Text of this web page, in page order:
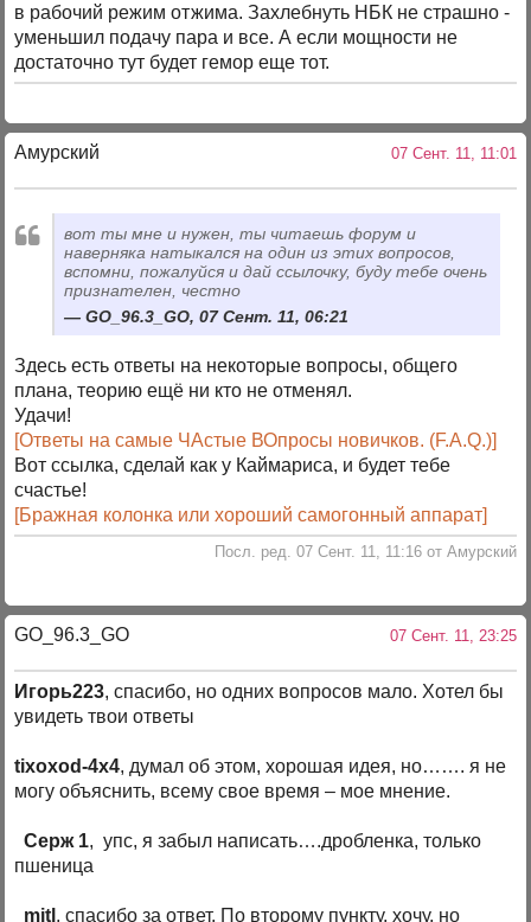
в рабочий режим отжима. Захлебнуть НБК не страшно -
уменьшил подачу пара и все. А если мощности не
достаточно тут будет гемор еще тот.
Амурский 07 Сент. 11, 11:01
вот ты мне и нужен, ты читаешь форум и
наверняка натыкался на один из этих вопросов,
вспомни, пожалуйся и дай ссылочку, буду тебе очень
признателен, честно
GO_96.3_GO, 07 Сент. 11, 06:21
Здесь есть ответы на некоторые вопросы, общего
плана, теорию ещё ни кто не отменял.
Удачи!
[Ответы на самые ЧАстые ВОпросы новичков. (F.A.Q.)]
Вот ссылка, сделай как у Каймариса, и будет тебе
счастье!
[Бражная колонка или хороший самогонный аппарат]
Посл. ред. 07 Сент. 11, 11:16 от Амурский
GO_96.3_GO 07 Сент. 11, 23:25
Игорь223, спасибо, но одних вопросов мало. Хотел бы
увидеть твои ответы
tixoxod-4x4, думал об этом, хорошая идея, но……. я не
могу объяснить, всему свое время – мое мнение.
Серж 1, упс, я забыл написать….дробленка, только
пшеница
mitl , спасибо за ответ. По второму пункту, хочу, но